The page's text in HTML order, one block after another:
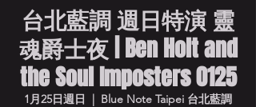
台北藍調 週日特演 靈
魂爵士夜 | Ben Holt and
the Soul Imposters 0125
1月25日週日
  |
Blue Note Taipei 台北藍調